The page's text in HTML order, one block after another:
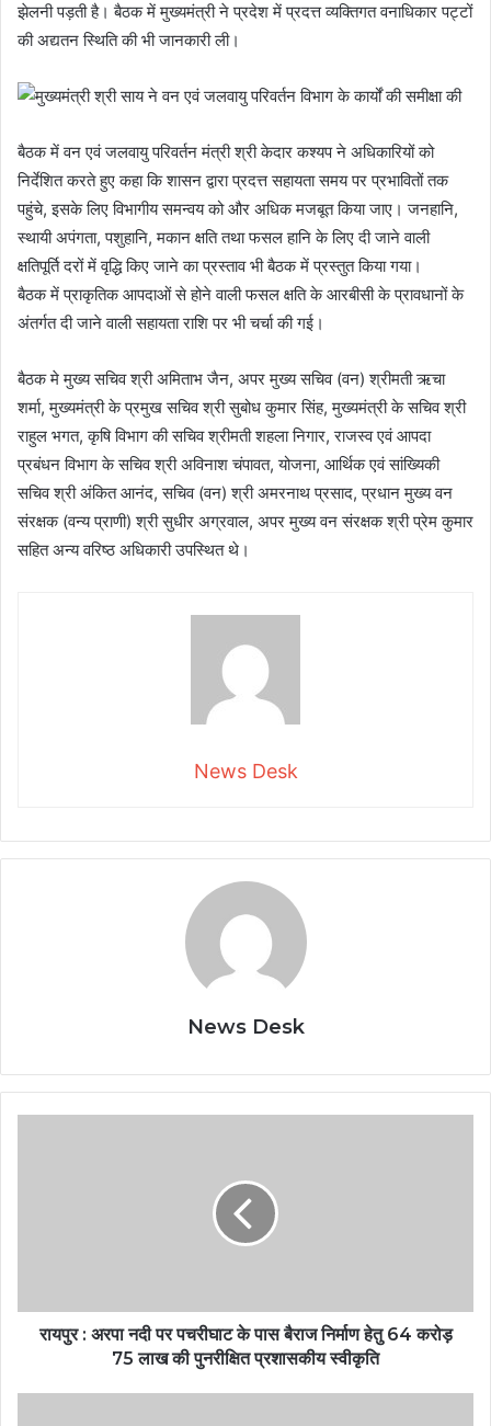
झेलनी पड़ती है। बैठक में मुख्यमंत्री ने प्रदेश में प्रदत्त व्यक्तिगत वनाधिकार पट्टों
की अद्यतन स्थिति की भी जानकारी ली।
बैठक में वन एवं जलवायु परिवर्तन मंत्री श्री केदार कश्यप ने अधिकारियों को
निर्देशित करते हुए कहा कि शासन द्वारा प्रदत्त सहायता समय पर प्रभावितों तक
पहुंचे, इसके लिए विभागीय समन्वय को और अधिक मजबूत किया जाए। जनहानि,
स्थायी अपंगता, पशुहानि, मकान क्षति तथा फसल हानि के लिए दी जाने वाली
क्षतिपूर्ति दरों में वृद्धि किए जाने का प्रस्ताव भी बैठक में प्रस्तुत किया गया।
बैठक में प्राकृतिक आपदाओं से होने वाली फसल क्षति के आरबीसी के प्रावधानों के
अंतर्गत दी जाने वाली सहायता राशि पर भी चर्चा की गई।
बैठक मे मुख्य सचिव श्री अमिताभ जैन, अपर मुख्य सचिव (वन) श्रीमती ऋचा
शर्मा, मुख्यमंत्री के प्रमुख सचिव श्री सुबोध कुमार सिंह, मुख्यमंत्री के सचिव श्री
राहुल भगत, कृषि विभाग की सचिव श्रीमती शहला निगार, राजस्व एवं आपदा
प्रबंधन विभाग के सचिव श्री अविनाश चंपावत, योजना, आर्थिक एवं सांख्यिकी
सचिव श्री अंकित आनंद, सचिव (वन) श्री अमरनाथ प्रसाद, प्रधान मुख्य वन
संरक्षक (वन्य प्राणी) श्री सुधीर अग्रवाल, अपर मुख्य वन संरक्षक श्री प्रेम कुमार
सहित अन्य वरिष्ठ अधिकारी उपस्थित थे।
News Desk
News Desk
रायपुर : अरपा नदी पर पचरीघाट के पास बैराज निर्माण हेतु 64 करोड़
75 लाख की पुनरीक्षित प्रशासकीय स्वीकृति